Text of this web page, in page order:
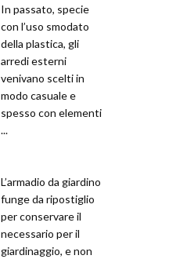
In passato, specie
con l’uso smodato
della plastica, gli
arredi esterni
venivano scelti in
modo casuale e
spesso con elementi
...
L’armadio da giardino
funge da ripostiglio
per conservare il
necessario per il
giardinaggio, e non